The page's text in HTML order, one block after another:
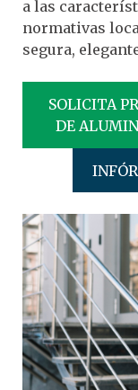
a las
normativas
segura,
SOLICITA
DE